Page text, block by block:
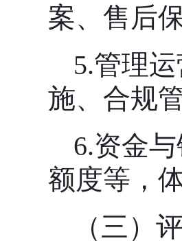
案、售后
5.管理
施、合规
6.资金
额度等，
（三）